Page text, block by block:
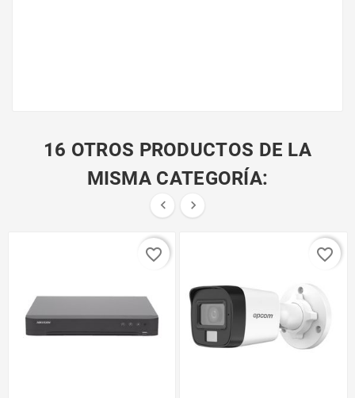
16 OTROS PRODUCTOS DE LA
MISMA CATEGORÍA:
 
favorite_border favorite_border